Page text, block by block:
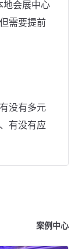
地会展中心
需要提前
没有多元
有没有应
案例中心